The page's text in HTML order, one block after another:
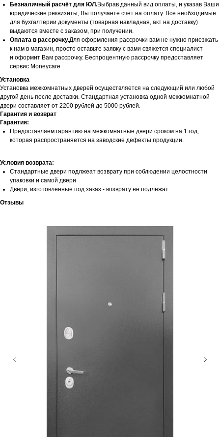
Безналичный расчёт для ЮЛ.Выбрав данный вид оплаты, и указав Ваши
юридические реквизиты, Вы получаете счёт на оплату. Все необходимые
для бухгалтерии документы (товарная накладная, акт на доставку)
выдаются вместе с заказом, при получении.
Оплата в рассрочку.Для оформления рассрочки вам не нужно приезжать
к нам в магазин, просто оставьте заявку с вами свяжется специалист
и оформит Вам рассрочку. Беспроцентную рассрочку предоставляет
сервис Moneycare
Установка
Установка межкомнатных дверей осуществляется на следующий или любой
другой день после доставки. Стандартная установка одной межкомнатной
двери составляет от 2200 рублей до 5000 рублей.
Гарантия и возврат
Гарантия:
Предоставляем гарантию на межкомнатные двери сроком на 1 год,
которая распространяется на заводские дефекты продукции.
Условия возврата:
Стандартные двери подлжеат возврату при соблюдении целостности
упаковки и самой двери
Двери, изготовленные под заказ - возврату не подлежат
Отзывы